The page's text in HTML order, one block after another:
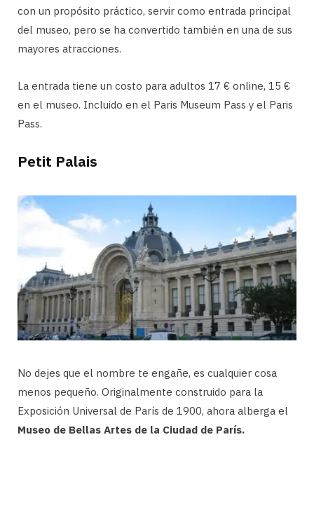
con un propósito práctico, servir como entrada principal
del museo, pero se ha convertido también en una de sus
mayores atracciones.
La entrada tiene un costo para adultos 17 € online, 15 €
en el museo. Incluido en el Paris Museum Pass y el Paris
Pass.
Petit Palais
No dejes que el nombre te engañe, es cualquier cosa
menos pequeño. Originalmente construido para la
Exposición Universal de París de 1900, ahora alberga el
Museo de Bellas Artes de la Ciudad de París.